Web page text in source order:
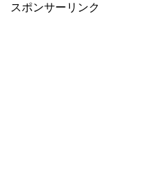
スポンサーリンク